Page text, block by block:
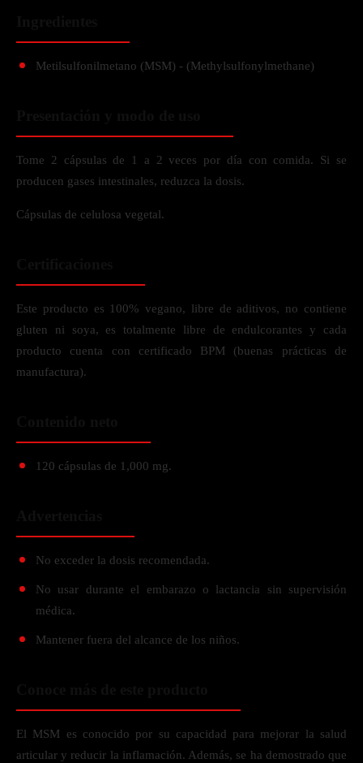
Metilsulfonilmetano (MSM) - (Methylsulfonylmethane)
Tome 2 cápsulas de 1 a 2 veces por día con comida. Si se
producen gases intestinales, reduzca la dosis.
Cápsulas de celulosa vegetal.
Este producto es 100% vegano, libre de aditivos, no contiene
gluten ni soya, es totalmente libre de endulcorantes y cada
producto cuenta con certificado BPM (buenas prácticas de
manufactura).
120 cápsulas de 1,000 mg.
No exceder la dosis recomendada.
No usar durante el embarazo o lactancia sin supervisión
médica.
Mantener fuera del alcance de los niños.
El MSM es conocido por su capacidad para mejorar la salud
articular y reducir la inflamación. Además, se ha demostrado que